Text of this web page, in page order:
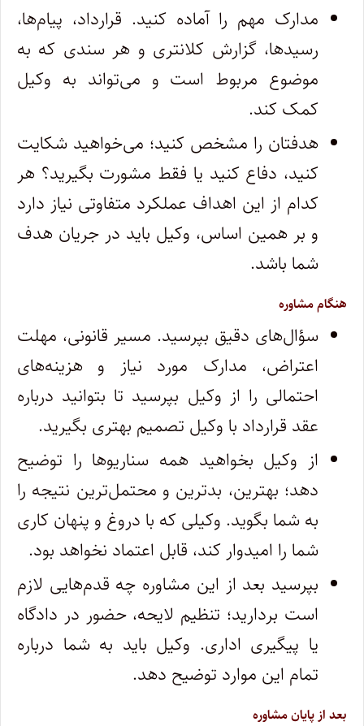
مدارک مهم را آماده کنید. قرارداد، پیام‌ها،
رسیدها، گزارش کلانتری و هر سندی که به
موضوع مربوط است و می‌تواند به وکیل
کمک کند.
هدفتان را مشخص کنید؛ می‌خواهید شکایت
کنید، دفاع کنید یا فقط مشورت بگیرید؟ هر
کدام از این اهداف عملکرد متفاوتی نیاز دارد
و بر همین اساس، وکیل باید در جریان هدف
شما باشد.
هنگام مشاوره
سؤال‌های دقیق بپرسید. مسیر قانونی، مهلت
اعتراض، مدارک مورد نیاز و هزینه‌های
احتمالی را از وکیل بپرسید تا بتوانید درباره
عقد قرارداد با وکیل تصمیم بهتری بگیرید.
از وکیل بخواهید همه سناریوها را توضیح
دهد؛ بهترین، بدترین و محتمل‌ترین نتیجه را
به شما بگوید. وکیلی که با دروغ و پنهان کاری
شما را امیدوار کند، قابل اعتماد نخواهد بود.
بپرسید بعد از این مشاوره چه قدم‌هایی لازم
است بردارید؛ تنظیم لایحه، حضور در دادگاه
یا پیگیری اداری. وکیل باید به شما درباره
تمام این موارد توضیح دهد.
بعد از پایان مشاوره